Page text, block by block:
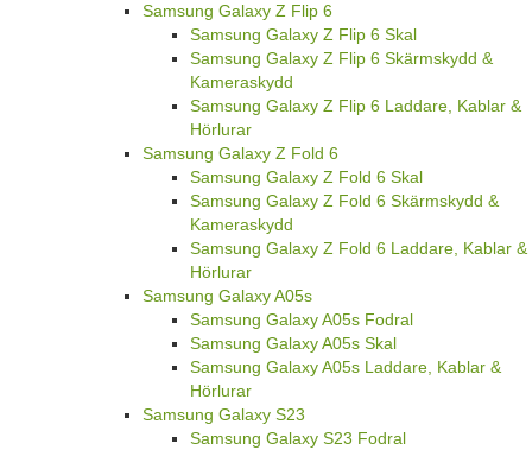
Samsung Galaxy Z Flip 6
Samsung Galaxy Z Flip 6 Skal
Samsung Galaxy Z Flip 6 Skärmskydd &
Kameraskydd
Samsung Galaxy Z Flip 6 Laddare, Kablar &
Hörlurar
Samsung Galaxy Z Fold 6
Samsung Galaxy Z Fold 6 Skal
Samsung Galaxy Z Fold 6 Skärmskydd &
Kameraskydd
Samsung Galaxy Z Fold 6 Laddare, Kablar &
Hörlurar
Samsung Galaxy A05s
Samsung Galaxy A05s Fodral
Samsung Galaxy A05s Skal
Samsung Galaxy A05s Laddare, Kablar &
Hörlurar
Samsung Galaxy S23
Samsung Galaxy S23 Fodral